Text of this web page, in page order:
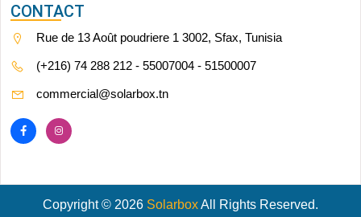
CONTACT
Rue de 13 Août poudriere 1 3002, Sfax, Tunisia
(+216) 74 288 212 - 55007004 - 51500007
commercial@solarbox.tn
Copyright © 2026 SolarboxAll Rights Reserved.